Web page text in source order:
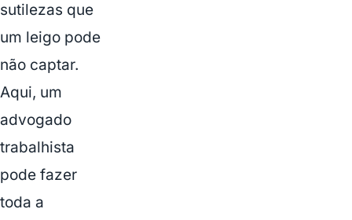
sutilezas que
um leigo pode
não captar.
Aqui, um
advogado
trabalhista
pode fazer
toda a